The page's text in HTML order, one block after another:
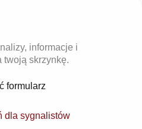
informacje i
twoją skrzynkę.
formularz
dla sygnalistów